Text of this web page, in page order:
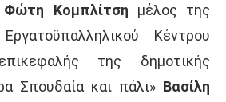
Φώτη Κομπλίτση μέλος της
Κέντρου
της δημοτικής
Σπουδαία και πάλι» Βασίλη